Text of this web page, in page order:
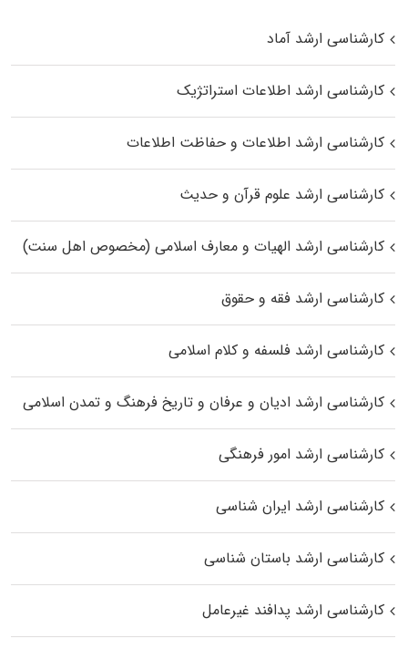
کارشناسی ارشد آماد
کارشناسی ارشد اطلاعات استراتژیک
کارشناسی ارشد اطلاعات و حفاظت اطلاعات
کارشناسی ارشد علوم قرآن و حدیث
کارشناسی ارشد الهیات و معارف اسلامی (مخصوص اهل سنت)
کارشناسی ارشد فقه و حقوق
کارشناسی ارشد فلسفه و کلام اسلامی
کارشناسی ارشد ادیان و عرفان و تاریخ فرهنگ و تمدن اسلامی
کارشناسی ارشد امور فرهنگی
کارشناسی ارشد ایران شناسی
کارشناسی ارشد باستان شناسی
کارشناسی ارشد پدافند غیرعامل